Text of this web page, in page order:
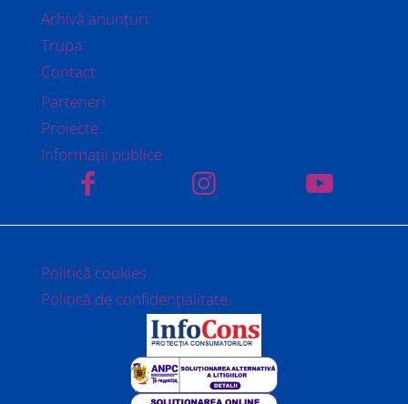
Arhivă anunțuri
Trupa
Contact
Parteneri
Proiecte
Informații publice
Politică cookies
Politică de confidențialitate